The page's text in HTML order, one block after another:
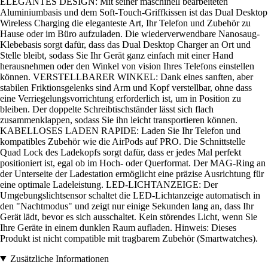
Aluminiumbasis und dem Soft-Touch-Griffkissen ist das Dual Desktop
Wireless Charging die eleganteste Art, Ihr Telefon und Zubehör zu
Hause oder im Büro aufzuladen. Die wiederverwendbare Nanosaug-
Klebebasis sorgt dafür, dass das Dual Desktop Charger an Ort und
Stelle bleibt, sodass Sie Ihr Gerät ganz einfach mit einer Hand
herausnehmen oder den Winkel von vision Ihres Telefons einstellen
können. VERSTELLBARER WINKEL: Dank eines sanften, aber
stabilen Friktionsgelenks sind Arm und Kopf verstellbar, ohne dass
eine Verriegelungsvorrichtung erforderlich ist, um in Position zu
bleiben. Der doppelte Schreibtischständer lässt sich flach
zusammenklappen, sodass Sie ihn leicht transportieren können.
KABELLOSES LADEN RAPIDE: Laden Sie Ihr Telefon und
kompatibles Zubehör wie die AirPods auf PRO. Die Schnittstelle
Quad Lock des Ladekopfs sorgt dafür, dass er jedes Mal perfekt
positioniert ist, egal ob im Hoch- oder Querformat. Der MAG-Ring an
der Unterseite der Ladestation ermöglicht eine präzise Ausrichtung für
eine optimale Ladeleistung. LED-LICHTANZEIGE: Der
Umgebungslichtsensor schaltet die LED-Lichtanzeige automatisch in
den "Nachtmodus" und zeigt nur einige Sekunden lang an, dass Ihr
Gerät lädt, bevor es sich ausschaltet. Kein störendes Licht, wenn Sie
Ihre Geräte in einem dunklen Raum aufladen. Hinweis: Dieses
Produkt ist nicht compatible mit tragbarem Zubehör (Smartwatches).
Zusätzliche Informationen